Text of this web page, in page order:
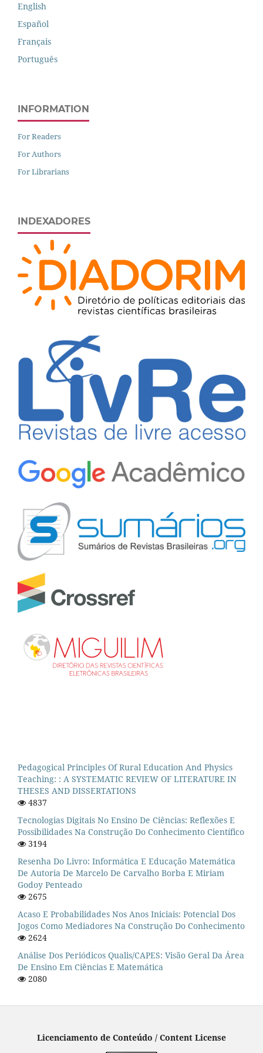
English
Español
Français
Português
INFORMATION
For Readers
For Authors
For Librarians
INDEXADORES
Pedagogical Principles Of Rural Education And Physics
Teaching: : A SYSTEMATIC REVIEW OF LITERATURE IN
THESES AND DISSERTATIONS
4837
Tecnologias Digitais No Ensino De Ciências: Reflexões E
Possibilidades Na Construção Do Conhecimento Científico
3194
Resenha Do Livro: Informática E Educação Matemática
De Autoria De Marcelo De Carvalho Borba E Miriam
Godoy Penteado
2675
Acaso E Probabilidades Nos Anos Iniciais: Potencial Dos
Jogos Como Mediadores Na Construção Do Conhecimento
2624
Análise Dos Periódicos Qualis/CAPES: Visão Geral Da Área
De Ensino Em Ciências E Matemática
2080
Licenciamento de Conteúdo / Content License